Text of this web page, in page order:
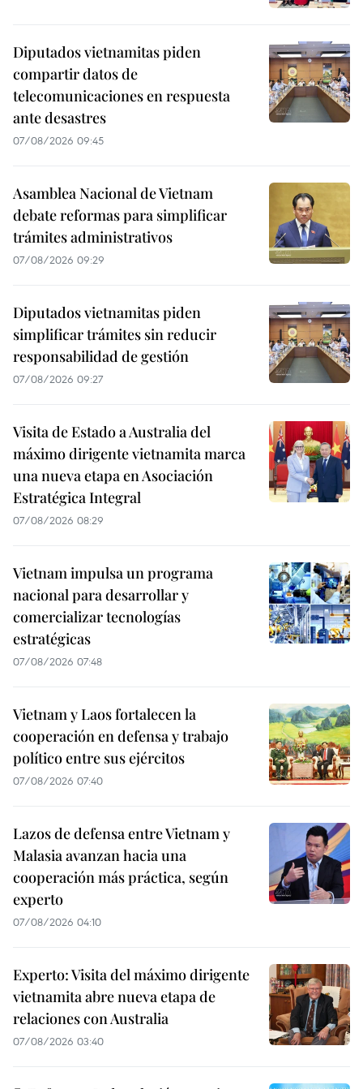
Diputados vietnamitas piden
compartir datos de
telecomunicaciones en respuesta
ante desastres
07/08/2026 09:45
Asamblea Nacional de Vietnam
debate reformas para simplificar
trámites administrativos
07/08/2026 09:29
Diputados vietnamitas piden
simplificar trámites sin reducir
responsabilidad de gestión
07/08/2026 09:27
Visita de Estado a Australia del
máximo dirigente vietnamita marca
una nueva etapa en Asociación
Estratégica Integral
07/08/2026 08:29
Vietnam impulsa un programa
nacional para desarrollar y
comercializar tecnologías
estratégicas
07/08/2026 07:48
Vietnam y Laos fortalecen la
cooperación en defensa y trabajo
político entre sus ejércitos
07/08/2026 07:40
Lazos de defensa entre Vietnam y
Malasia avanzan hacia una
cooperación más práctica, según
experto
07/08/2026 04:10
Experto: Visita del máximo dirigente
vietnamita abre nueva etapa de
relaciones con Australia
07/08/2026 03:40